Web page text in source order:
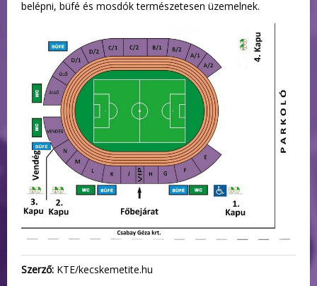
belépni, büfé és mosdók természetesen üzemelnek.
Szerző: KTE/kecskemetite.hu